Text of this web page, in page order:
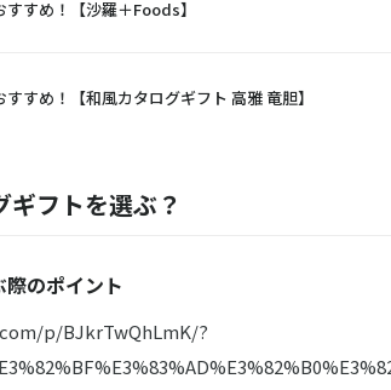
すめ！【沙羅＋Foods】
すめ！【和風カタログギフト 高雅 竜胆】
ギフトを選ぶ？
のポイント
p/BJkrTwQhLmK/?